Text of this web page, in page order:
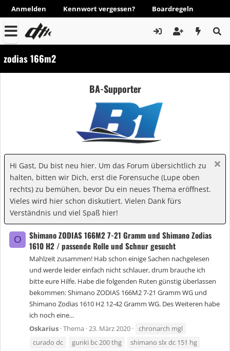
Anmelden Kennwort vergessen? Boardregeln
zodias 166m2
BA-Supporter
Hi Gast, Du bist neu hier. Um das Forum übersichtlich zu
halten, bitten wir Dich, erst die Forensuche (Lupe oben
rechts) zu bemühen, bevor Du ein neues Thema eröffnest.
Vieles wird hier schon diskutiert. Vielen Dank fürs
Verständnis und viel Spaß hier!
O
Shimano ZODIAS 166M2 7-21 Gramm und Shimano Zodias
1610 H2 / passende Rolle und Schnur gesucht
Mahlzeit zusammen! Hab schon einige Sachen nachgelesen
und werde leider einfach nicht schlauer, drum brauche ich
bitte eure Hilfe. Habe die folgenden Ruten günstig überlassen
bekommen: Shimano ZODIAS 166M2 7-21 Gramm WG und
Shimano Zodias 1610 H2 12-42 Gramm WG. Des Weiteren habe
ich noch eine...
Oskarius Thema 23. März 2020
chronarch mgl
curado dc
gunki bc 200 thg
shimano slx dc 151 hg